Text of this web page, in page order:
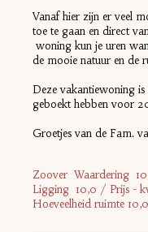
Vanaf hier zijn er veel
toe te gaan en direct
woning kun je uren
de mooie natuur en de
Deze vakantiewoning
geboekt hebben voor
Groetjes van de Fam.
Zoover Waardering
Ligging 10,0 / Prijs -
Hoeveelheid ruimte 10,0